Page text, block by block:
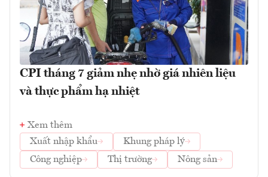
CPI tháng 7 giảm nhẹ nhờ giá nhiên liệu
và thực phẩm hạ nhiệt
Xem thêm
Xuất nhập khẩu
Khung pháp lý
Công nghiệp
Thị trường Nông sản